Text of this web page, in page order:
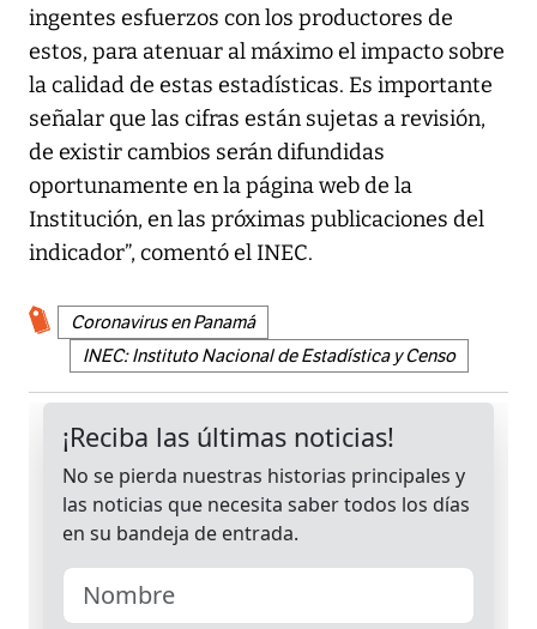
ingentes esfuerzos con los productores de
estos, para atenuar al máximo el impacto sobre
la calidad de estas estadísticas. Es importante
señalar que las cifras están sujetas a revisión,
de existir cambios serán difundidas
oportunamente en la página web de la
Institución, en las próximas publicaciones del
indicador”, comentó el INEC.
Coronavirus en Panamá
INEC: Instituto Nacional de Estadística y Censo